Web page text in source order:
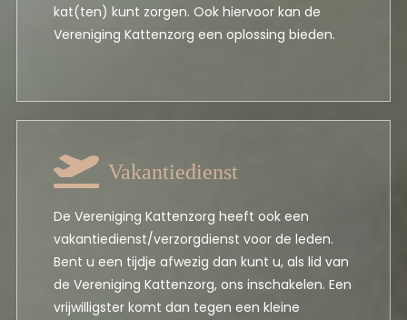
kat(ten) kunt zorgen. Ook hiervoor kan de
Vereniging Kattenzorg een oplossing bieden.
Vakantiedienst
De Vereniging Kattenzorg heeft ook een
vakantiedienst/verzorgdienst voor de leden.
Bent u een tijdje afwezig dan kunt u, als lid van
de Vereniging Kattenzorg, ons inschakelen. Een
vrijwilligster komt dan tegen een kleine